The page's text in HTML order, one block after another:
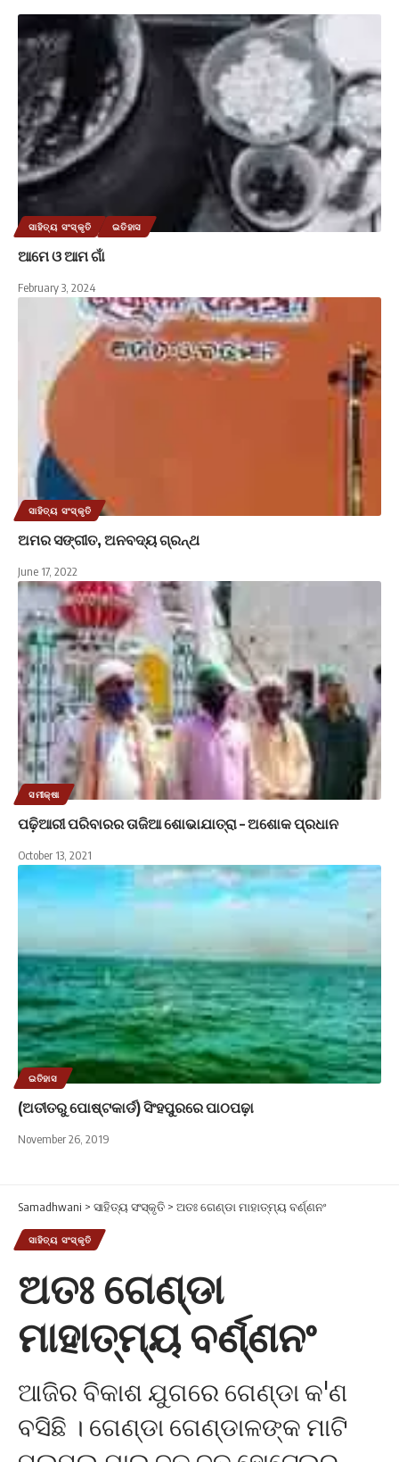
ସାହିତ୍ୟ ସଂସ୍କୃତି ଇତିହାସ
ଆମେ ଓ ଆମ ଗାଁ
February 3, 2024
ସାହିତ୍ୟ ସଂସ୍କୃତି
ଅମର ସଙ୍ଗୀତ, ଅନବଦ୍ୟ ଗ୍ରନ୍ଥ
June 17, 2022
ସମୀକ୍ଷା
ପଢ଼ିଆରୀ ପରିବାରର ତାଜିଆ ଶୋଭାଯାତ୍ରା – ଅଶୋକ ପ୍ରଧାନ
October 13, 2021
ଇତିହାସ
(ଅତୀତରୁ ପୋଷ୍ଟକାର୍ଡ) ସିଂହପୁରରେ ପାଠପଢ଼ା
November 26, 2019
Samadhwani > ସାହିତ୍ୟ ସଂସ୍କୃତି > ଅତଃ ଗେଣ୍ଡା ମାହାତ୍ମ୍ୟ ବର୍ଣ୍ଣନଂ
ସାହିତ୍ୟ ସଂସ୍କୃତି
ଅତଃ ଗେଣ୍ଡା
ମାହାତ୍ମ୍ୟ ବର୍ଣ୍ଣନଂ
ଆଜିର ବିକାଶ ଯୁଗରେ ଗେଣ୍ଡା କ'ଣ
ବସିଛି । ଗେଣ୍ଡା ଗେଣ୍ଡାଳଙ୍କ ମାଟି